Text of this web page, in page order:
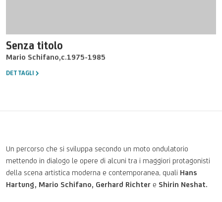
Mario Schifano,
Senza titolo
c.1975-1985
DETTAGLI
Unpercorso che si sviluppa secondo un moto ondulatorio
mettendo in dialogo le opere di alcuni tra i maggiori protagonisti
della scena artistica moderna e contemporanea, quali Hans
Hartung, Mario Schifano, Gerhard Richter e Shirin Neshat.